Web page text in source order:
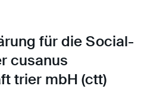
für die Social-
cusanus
trier mbH (ctt)